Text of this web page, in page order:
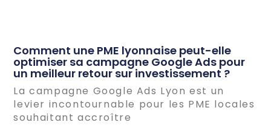
Comment une PME lyonnaise peut-elle
optimiser sa campagne Google Ads pour
un meilleur retour sur investissement ?
La campagne Google Ads Lyon est un
levier incontournable pour les PME locales
souhaitant accroître